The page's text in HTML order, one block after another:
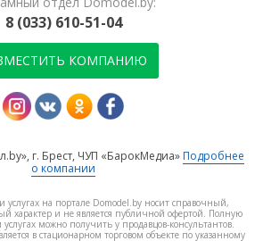
8 (033) 610-51-04
КОМПАНИЮ
г. Брест, ЧУП «БарокМедиа» Подробнее
о компании
услугах на портале Domodel.by носит справочный,
характер и не является публичной офертой. Полную
можно получить у продавцов-консультантов.
в стационарном торговом объекте по указанному